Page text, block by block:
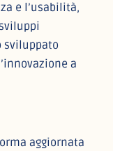
e l’usabilità,
sviluppato
a
aggiornata